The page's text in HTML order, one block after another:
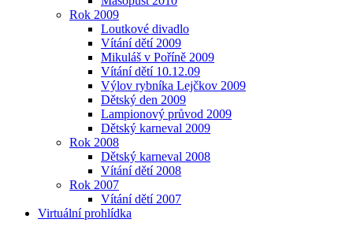
Rok 2009
Loutkové divadlo
Vítání dětí 2009
Mikuláš v Poříně 2009
Vítání dětí 10.12.09
Výlov rybníka Lejčkov 2009
Dětský den 2009
Lampionový průvod 2009
Dětský karneval 2009
Rok 2008
Dětský karneval 2008
Vítání dětí 2008
Rok 2007
Vítání dětí 2007
Virtuální prohlídka